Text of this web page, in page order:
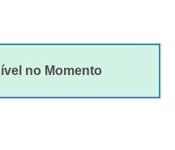
no Momento